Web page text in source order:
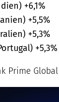
+6,1%
+5,5%
+5,3%
+5,3%
Prime